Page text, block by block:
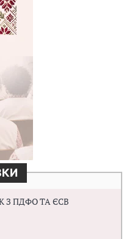
З ПДФО ТА ЄСВ